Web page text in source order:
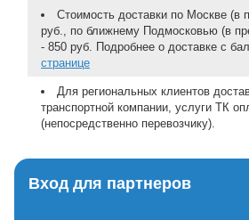
Стоимость доставки по Москве
руб., по ближнему Подмосковью (в
- 850 руб. Подробнее о доставке с
странице
Для региональных клиентов
транспортной компании, услуги ТК
(непосредственно перевозчику).
Вход для партнеров